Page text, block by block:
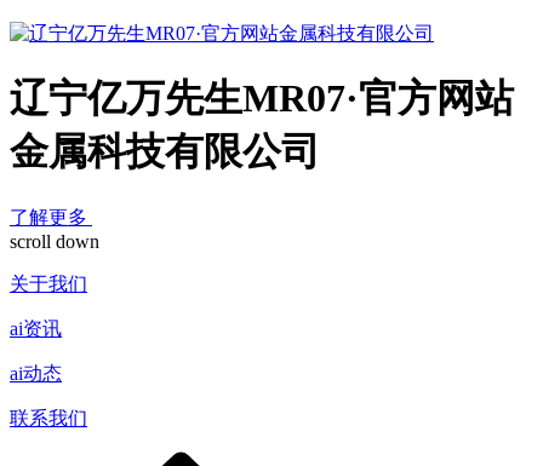
辽宁亿万先生MR07·官方网站
金属科技有限公司
了解更多
scroll down
关于我们
ai资讯
ai动态
联系我们